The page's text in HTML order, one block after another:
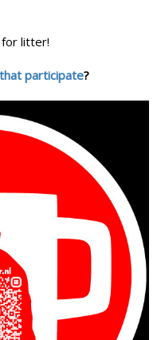
for litter!
participate?